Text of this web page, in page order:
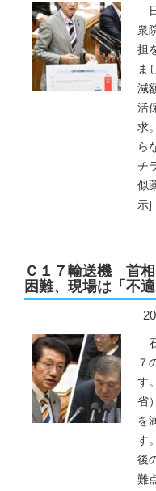
衆
担
ま
減
活
求
ら
チ
似
示]
Ｃ１７輸送機 首
困難、現場は「不
７
す
省
を
す
後
難